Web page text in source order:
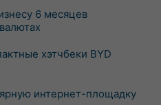
6 месяцев
хэтчбеки BYD
интернет-площадку